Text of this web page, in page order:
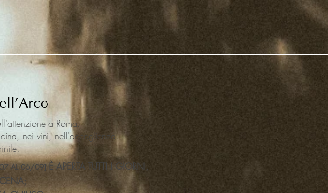
a Roma.
nei vini, nell'accoglienza.
AL 06/09]È APERTA TUTTI I GIORNI,